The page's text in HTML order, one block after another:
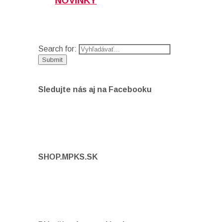
Search for:
Sledujte nás aj na Facebooku
SHOP.MPKS.SK